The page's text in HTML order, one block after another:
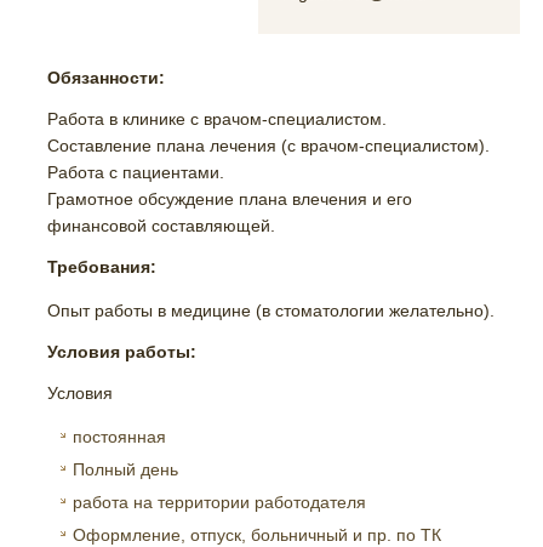
Обязанности:
Работа в клинике с врачом-специалистом.
Составление плана лечения (с врачом-специалистом).
Работа с пациентами.
Грамотное обсуждение плана влечения и его
финансовой составляющей.
Требования:
Опыт работы в медицине (в стоматологии желательно).
Условия работы:
Условия
постоянная
Полный день
работа на территории работодателя
Оформление, отпуск, больничный и пр. по ТК